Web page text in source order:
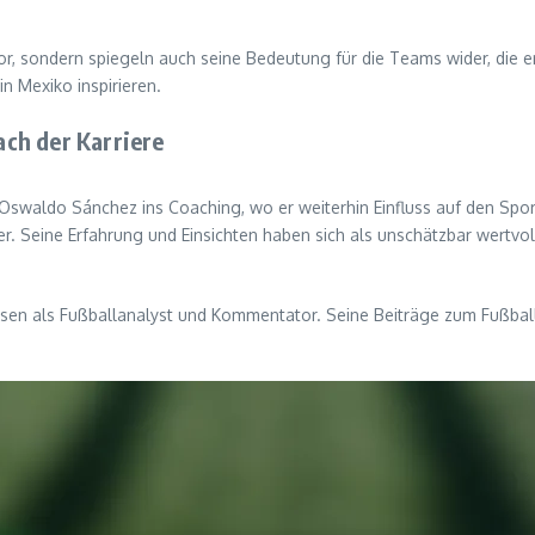
sondern spiegeln auch seine Bedeutung für die Teams wider, die
Mexiko inspirieren.
der Karriere
Sánchez ins Coaching, wo er weiterhin Einfluss auf den
Seine Erfahrung und Einsichten haben sich als unschätzbar
als Fußballanalyst und Kommentator. Seine Beiträge zum